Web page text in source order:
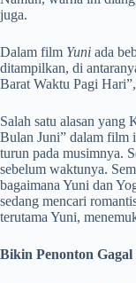
juga.
Dalam film Yuni ada
ditampilkan, di
Barat Waktu Pagi
Salah satu alasan yang
Bulan Juni” dalam film
turun pada musimnya.
sebelum waktunya.
bagaimana Yuni dan
sedang mencari
terutama Yuni,
Bikin Penonton Gagal